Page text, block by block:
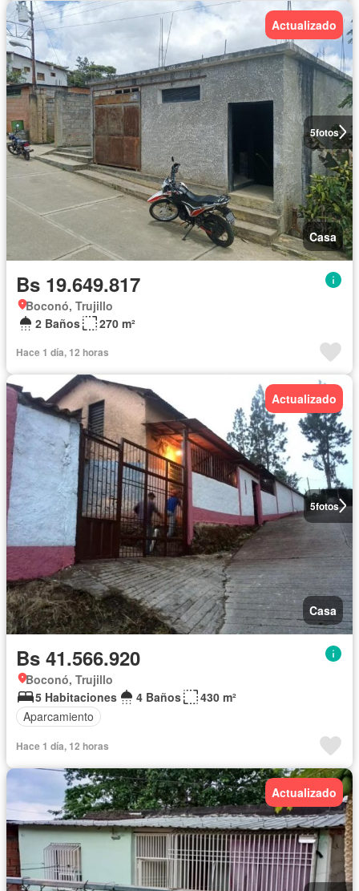
5fotos
Actualizado
Casa
Bs 19.649.817
Boconó, Trujillo
2 Baños
270 m²
Hace 1 día, 12 horas
5fotos
Actualizado
Casa
Bs 41.566.920
Boconó, Trujillo
5 Habitaciones
4 Baños
430 m²
Aparcamiento
Hace 1 día, 12 horas
Actualizado